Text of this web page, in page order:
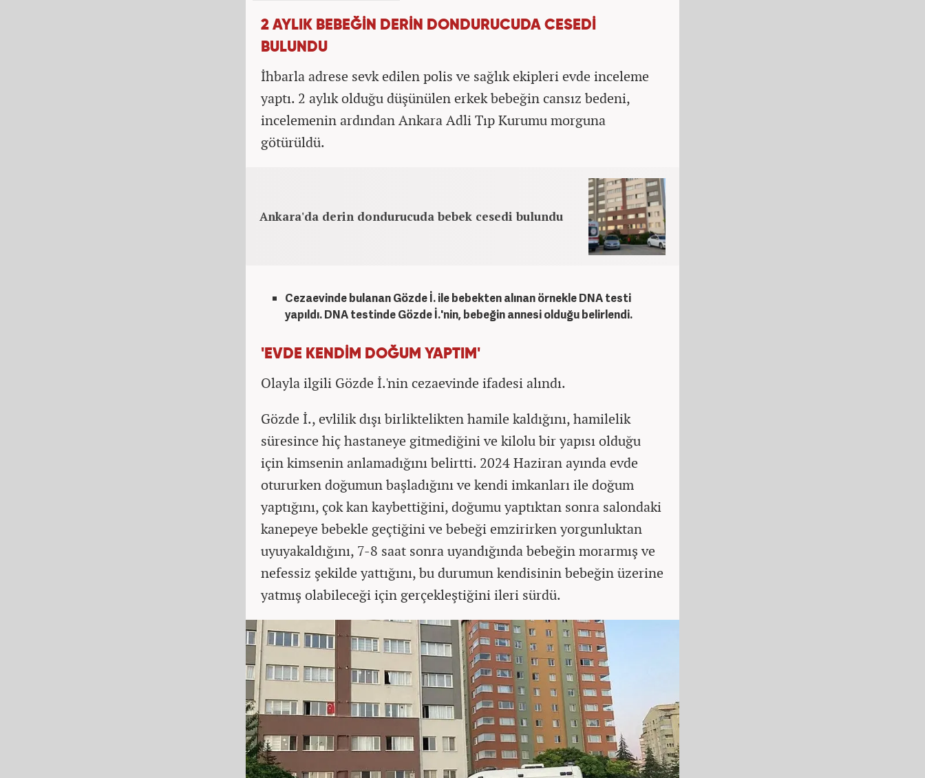
2 AYLIK BEBEĞİN DERİN DONDURUCUDA CESEDİ
BULUNDU
İhbarla adrese sevk edilen polis ve sağlık ekipleri evde inceleme
yaptı. 2 aylık olduğu düşünülen erkek bebeğin cansız bedeni,
incelemenin ardından Ankara Adli Tıp Kurumu morguna
götürüldü.
Ankara'da derin dondurucuda bebek cesedi bulundu
Cezaevinde bulanan Gözde İ. ile bebekten alınan örnekle DNA testi
yapıldı. DNA testinde Gözde İ.'nin, bebeğin annesi olduğu belirlendi.
'EVDE KENDİM DOĞUM YAPTIM'
Olayla ilgili Gözde İ.'nin cezaevinde ifadesi alındı.
Gözde İ., evlilik dışı birliktelikten hamile kaldığını, hamilelik
süresince hiç hastaneye gitmediğini ve kilolu bir yapısı olduğu
için kimsenin anlamadığını belirtti. 2024 Haziran ayında evde
otururken doğumun başladığını ve kendi imkanları ile doğum
yaptığını, çok kan kaybettiğini, doğumu yaptıktan sonra salondaki
kanepeye bebekle geçtiğini ve bebeği emzirirken yorgunluktan
uyuyakaldığını, 7-8 saat sonra uyandığında bebeğin morarmış ve
nefessiz şekilde yattığını, bu durumun kendisinin bebeğin üzerine
yatmış olabileceği için gerçekleştiğini ileri sürdü.